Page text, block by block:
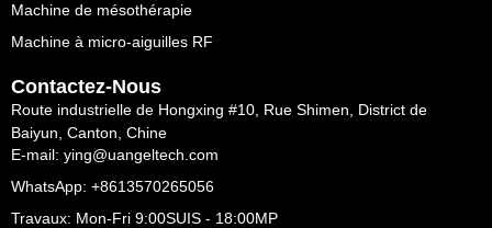
Machine de mésothérapie
Machine à micro-aiguilles RF
Contactez-Nous
Route industrielle de Hongxing #10, Rue Shimen, District de
Baiyun, Canton, Chine
E-mail: ying@uangeltech.com
WhatsApp: +8613570265056
Travaux: Mon-Fri 9:00SUIS - 18:00MP